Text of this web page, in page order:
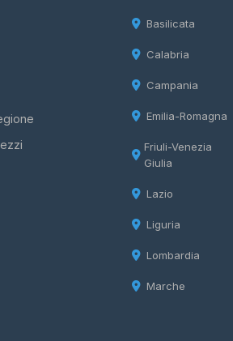
Basilicata
Calabria
Campania
Emilia-Romagna
Friuli-Venezia
Giulia
Lazio
Liguria
Lombardia
Marche